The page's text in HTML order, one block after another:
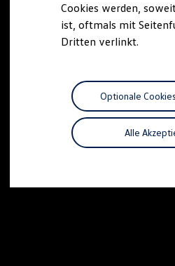
California Welt
California Club
California Magazin &
California Reisen &
California App
California Lifestyle &
Übernachten im
Unternehmen
Karriere im
Cookies werden,
ist, oftmals mit
Dritten verlinkt.
Alle
Optionale